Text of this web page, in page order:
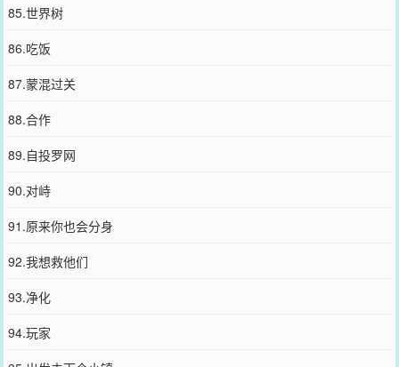
85.世界树
86.吃饭
87.蒙混过关
88.合作
89.自投罗网
90.对峙
91.原来你也会分身
92.我想救他们
93.净化
94.玩家